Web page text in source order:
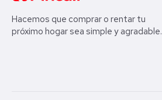
Hacemos que comprar o rentar tu
próximo hogar sea simple y agradable.